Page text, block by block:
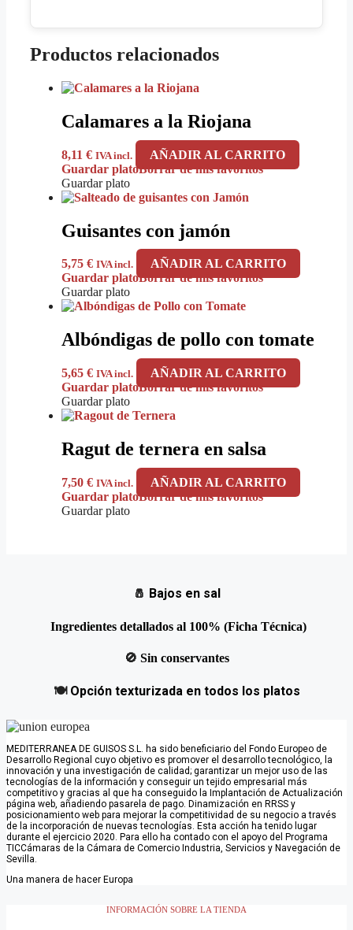
Productos relacionados
Calamares a la Riojana
8,11 € IVA incl.
AÑADIR AL CARRITO
Guardar platoBorrar de mis favoritos
Guardar plato
Guisantes con jamón
5,75 € IVA incl.
AÑADIR AL CARRITO
Guardar platoBorrar de mis favoritos
Guardar plato
Albóndigas de pollo con tomate
5,65 € IVA incl.
AÑADIR AL CARRITO
Guardar platoBorrar de mis favoritos
Guardar plato
Ragut de ternera en salsa
7,50 € IVA incl.
AÑADIR AL CARRITO
Guardar platoBorrar de mis favoritos
Guardar plato
🧂 Bajos en sal
Ingredientes detallados al 100% (Ficha Técnica)
🚫 Sin conservantes
🍽️ Opción texturizada en todos los platos
MEDITERRANEA DE GUISOS S.L. ha sido beneficiario del Fondo Europeo de
Desarrollo Regional cuyo objetivo es promover el desarrollo tecnológico, la
innovación y una investigación de calidad; garantizar un mejor uso de las
tecnologías de la información y conseguir un tejido empresarial más
competitivo y gracias al que ha conseguido la Implantación de Actualización
página web, añadiendo pasarela de pago. Dinamización en RRSS y
posicionamiento web para mejorar la competitividad de su negocio a través
de la incorporación de nuevas tecnologías. Esta acción ha tenido lugar
durante el ejercicio 2020. Para ello ha contado con el apoyo del Programa
TICCámaras de la Cámara de Comercio Industria, Servicios y Navegación de
Sevilla.
Una manera de hacer Europa
INFORMACIÓN SOBRE LA TIENDA